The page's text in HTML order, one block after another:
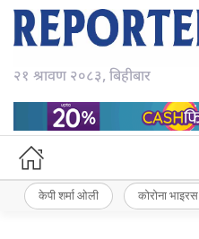
२१ श्रावण २०८३, बिहीबार
केपी शर्मा ओली कोरोना भाइरस